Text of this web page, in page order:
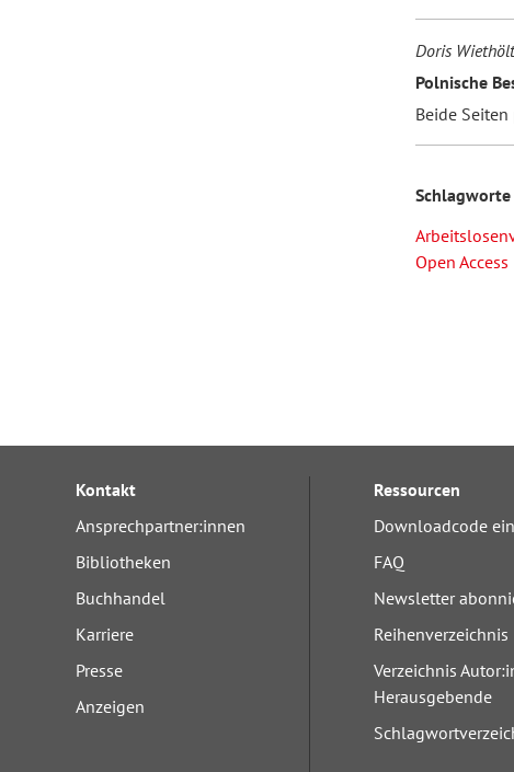
Doris
Polnische
Beide
Schlagworte
Open Access
Kontakt
Ansprechpartner:innen
Bibliotheken
Buchhandel
Karriere
Presse
Anzeigen
Ressourcen
Downloadcode
FAQ
Newsletter
Reihenverzeichnis
Verzeichnis
Herausgebende